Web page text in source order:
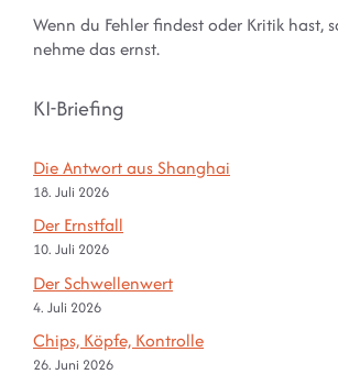
Wenn du Fehler findest oder Kritik hast,
nehme das ernst.
KI-Briefing
Die Antwort aus Shanghai
18. Juli 2026
Der Ernstfall
10. Juli 2026
Der Schwellenwert
4. Juli 2026
Chips, Köpfe, Kontrolle
26. Juni 2026